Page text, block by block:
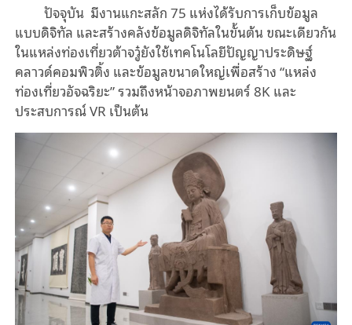
ปัจจุบัน มีงานแกะสลัก 75 แห่งได้รับการเก็บข้อมูล
แบบดิจิทัล และสร้างคลังข้อมูลดิจิทัลในขั้นต้น ขณะเดียวกัน
ในแหล่งท่องเที่ยวต้าจวู๋ยังใช้เทคโนโลยีปัญญาประดิษฐ์
คลาวด์คอมพิวติ้ง และข้อมูลขนาดใหญ่เพื่อสร้าง“แหล่ง
ท่องเที่ยวอัจฉริยะ” รวมถึงหน้าจอภาพยนตร์ 8K และ
ประสบการณ์ VR เป็นต้น